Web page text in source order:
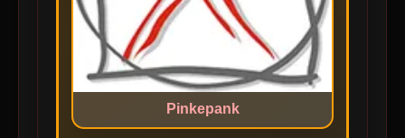
Pinkepank